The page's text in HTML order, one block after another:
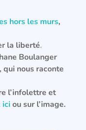
hors les murs,
la liberté.
Boulanger
qui nous raconte
l’infolettre et
iciou sur l’image.